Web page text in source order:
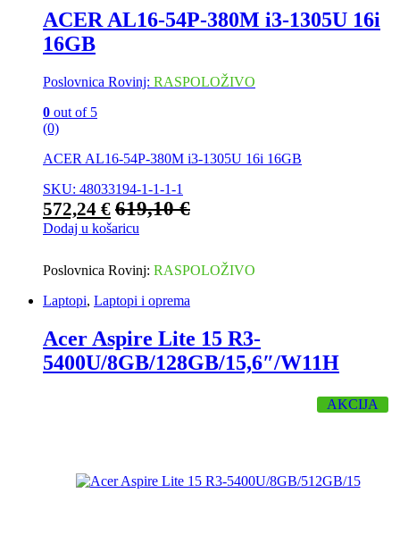
ACER AL16-54P-380M i3-1305U 16i
16GB
Poslovnica Rovinj: RASPOLOŽIVO
0 out of 5
(0)
ACER AL16-54P-380M i3-1305U 16i 16GB
SKU: 48033194-1-1-1-1
572,24 € 619,10€
Dodaj u košaricu
Poslovnica Rovinj: RASPOLOŽIVO
Laptopi, Laptopi i oprema
Acer Aspire Lite 15 R3-
5400U/8GB/128GB/15,6″/W11H
AKCIJA